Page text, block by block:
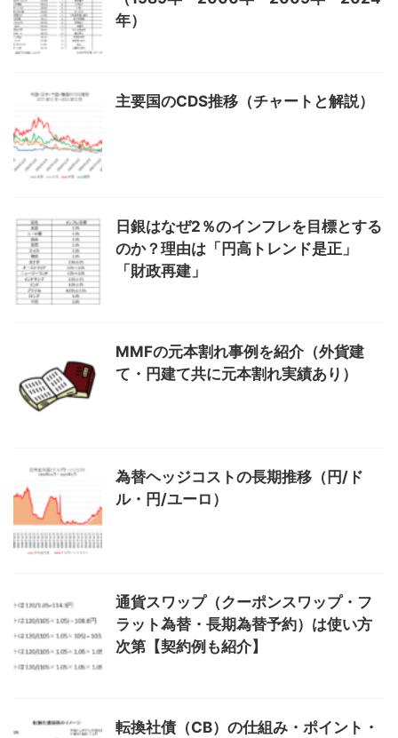
年）
主要国のCDS推移（チャートと解説）
日銀はなぜ2％のインフレを目標とする
のか？理由は「円高トレンド是正」
「財政再建」
MMFの元本割れ事例を紹介（外貨建
て・円建て共に元本割れ実績あり）
為替ヘッジコストの長期推移（円/ド
ル・円/ユーロ）
通貨スワップ（クーポンスワップ・フ
ラット為替・長期為替予約）は使い方
次第【契約例も紹介】
転換社債（CB）の仕組み・ポイント・